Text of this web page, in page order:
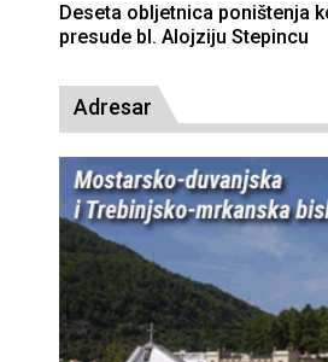
Deseta obljetnica poništenja
presude bl. Alojziju Stepincu
Adresar